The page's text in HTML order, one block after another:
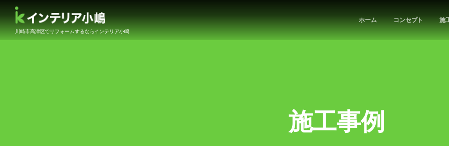
川崎市高津区でリフォームするならインテリア小嶋
ホーム コンセプト 施
施工事例